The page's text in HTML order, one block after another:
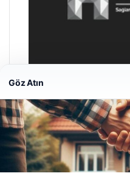
Hastaş Beton
26/05/2026
Web sitemizi nasıl
Göz Atın